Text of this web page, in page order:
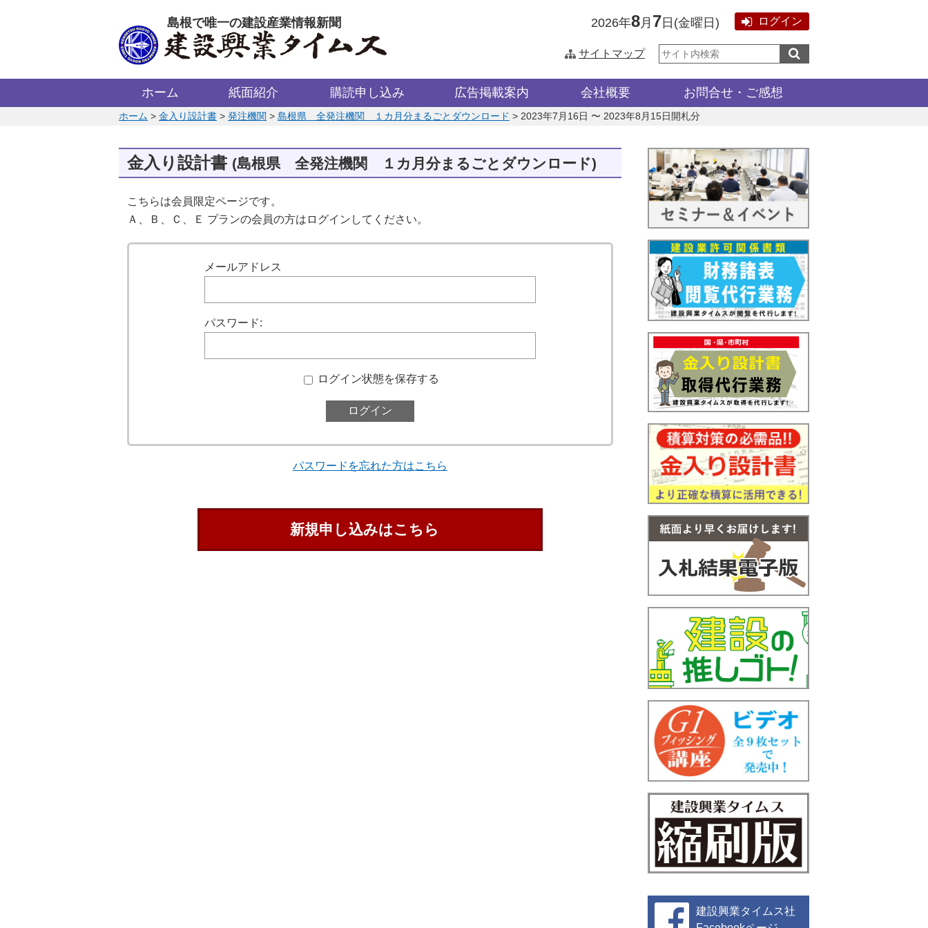
島根で唯一の建設産業情報新聞 2026年8月 7 日 (金曜日 ) ログイン
サイトマップ
サ
イ
内
ホーム 紙面紹介 購読申し込み 広告掲載案内 会社概要 お問合せ・ご感想
このページの位置:
ホーム > 金入り設計書 > 発注機関 > 島根県 全発注機関 １カ月分まるごとダウンロード > 2023年7月16日 〜 2023年8月15日開札分
金入り設計書 (島根県 全発注機関 １カ月分まるごとダウンロード)
こちらは会員限定ページです。
Ａ、Ｂ、Ｃ、Ｅ プランの会員の方はログインしてください。
メールアドレス
パスワード:
ログイン状態を保存する
パスワードを忘れた方はこちら
新規申し込みはこちら
建設興業タイムス社